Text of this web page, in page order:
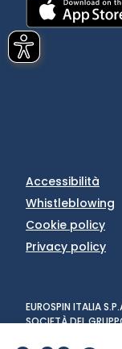
Accessibilità
Whistleblowing
Cookie policy
Privacy policy
EUROSPIN ITALIA
SOCIETÀ DEL
MARTINO BUON